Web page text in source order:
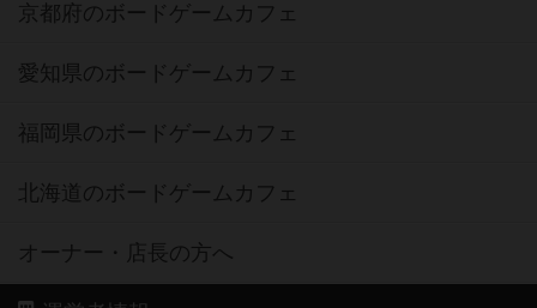
京都府のボードゲームカフェ
愛知県のボードゲームカフェ
福岡県のボードゲームカフェ
北海道のボードゲームカフェ
オーナー・店長の方へ